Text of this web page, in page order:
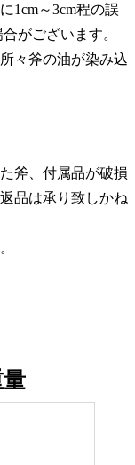
1cm～3cm程の誤
がございます。
々斧の油が染み込
斧、付属品が破損
品は承り致しかね